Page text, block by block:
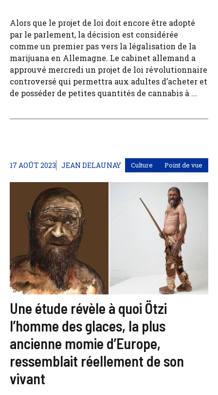
Alors que le projet de loi doit encore être adopté
par le parlement, la décision est considérée
comme un premier pas vers la légalisation de la
marijuana en Allemagne. Le cabinet allemand a
approuvé mercredi un projet de loi révolutionnaire
controversé qui permettra aux adultes d’acheter et
de posséder de petites quantités de cannabis à ...
17 AOÛT 2023 JEAN DELAUNAY Culture Point de vue
Une étude révèle à quoi Ötzi
l’homme des glaces, la plus
ancienne momie d’Europe,
ressemblait réellement de son
vivant